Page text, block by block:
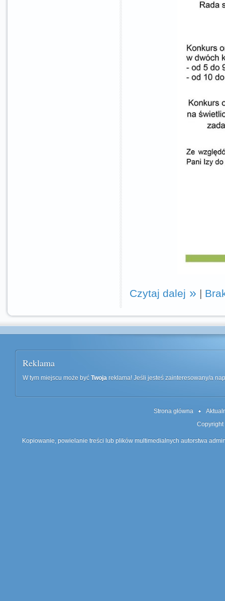
Czytaj dalej |
Reklama
W tym miejscu może być Twoja reklama! Jeśli jesteś zainteresowany/a
Strona główna
Kopiowanie, powielanie treści lub plików multimedialnych autorstwa